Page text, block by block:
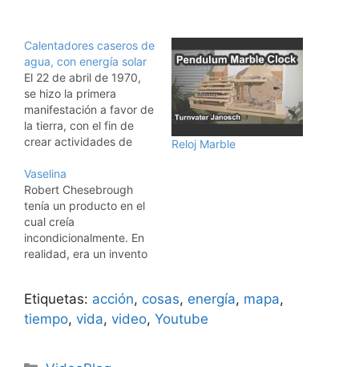
Calentadores caseros de
agua, con energía solar
El 22 de abril de 1970,
se hizo la primera
manifestación a favor de
la tierra, con el fin de
crear actividades de
ayudar a la conservación
de los recursos
naturales. Una de estas
iniciativas, es la
referente al uso de la
energía solar, para
Reloj Marble
Vaselina
Robert Chesebrough
tenía un producto en el
cual creía
incondicionalmente. En
realidad, era un invento
sedimento que se forma
en los ejes de los
Etiquetas: acción, cosas, energía, mapa,
tiempo, vida, video, Youtube